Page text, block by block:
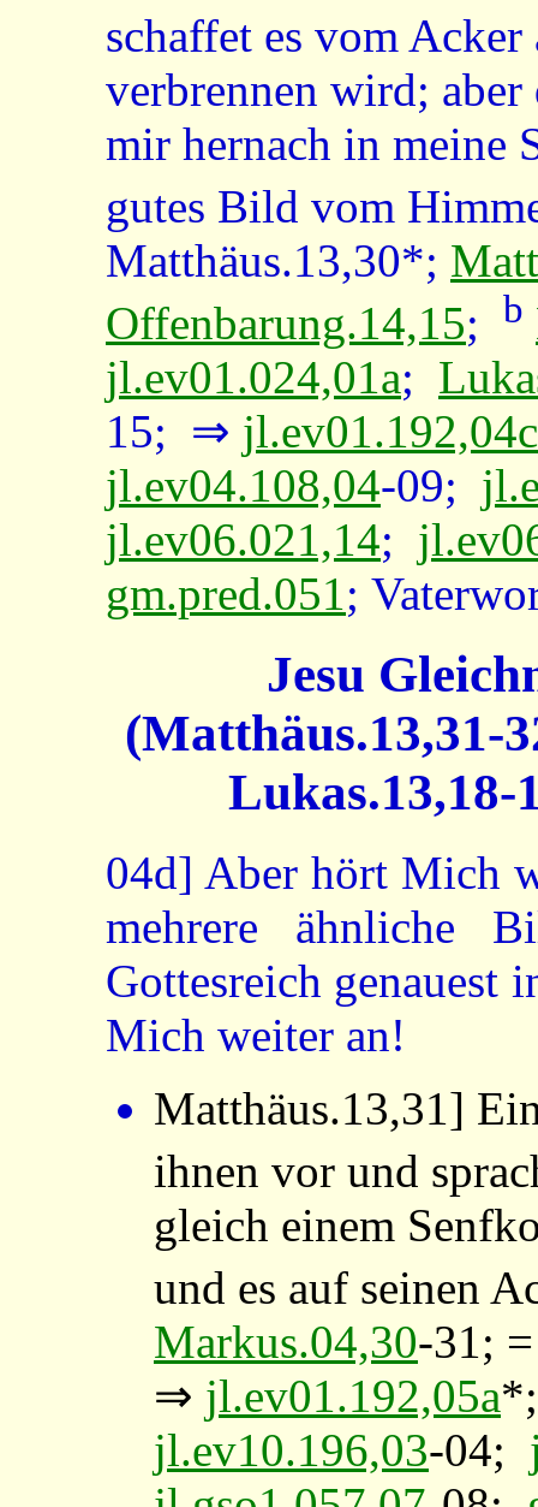
schaffet es vom
verbrennen wird; aber
mir hernach in meine
gutes Bild vom
Matthäus.13,30*;
Offenbarung.14,15; b
jl.ev01.024,01a;
15; ⇒ jl.ev01.192,04c
jl.ev04.108,04-09;
jl.ev06.021,14;
gm.pred.051;
Jesu
(Matthäus.13,31-
Lukas.13,18-
04d] Aber hört Mich
mehrere ähnliche
Gottesreich genauest
Mich weiter an!
Matthäus.13,31 ]
ihnen vor und
gleich einem
und es auf seinen
Markus.04,30-31;
⇒ jl.ev01.192,05a
jl.ev10.196,03-04;